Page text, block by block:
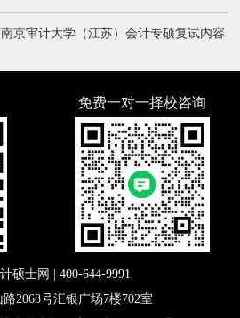
京审计大学（江苏）会计专硕复试内容
免费一对一择校咨询
硕士网 | 400-644-9991
2068号汇银广场7楼702室